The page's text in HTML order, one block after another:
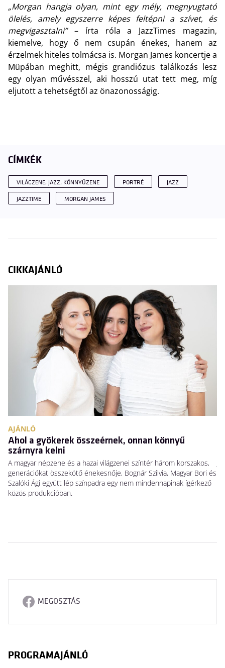
„Morgan hangja olyan, mint egy mély, megnyugtató
ölelés, amely egyszerre képes feltépni a szívet, és
megvigasztalni”– írta róla a JazzTimes magazin,
kiemelve, hogy ő nem csupán énekes, hanem az
érzelmek hiteles tolmácsa is. Morgan James koncertje a
Müpában meghitt, mégis grandiózus találkozás lesz
egy olyan művésszel, aki hosszú utat tett meg, míg
eljutott a tehetségtől az önazonosságig.
CÍMKÉK
VILÁGZENE, JAZZ, KÖNNYŰZENE PORTRÉ JAZZ
JAZZTIME MORGAN JAMES
CIKKAJÁNLÓ
AJÁNLÓ
Ahol a gyökerek összeérnek, onnan könnyű
szárnyra kelni
A magyar népzene és a hazai világzenei színtér három korszakos,
generációkat összekötő énekesnője, Bognár Szilvia, Magyar Bori és
Szalóki Ági együtt lép színpadra egy nem mindennapinak ígérkező
közös produkcióban.
MEGOSZTÁS
PROGRAMAJÁNLÓ